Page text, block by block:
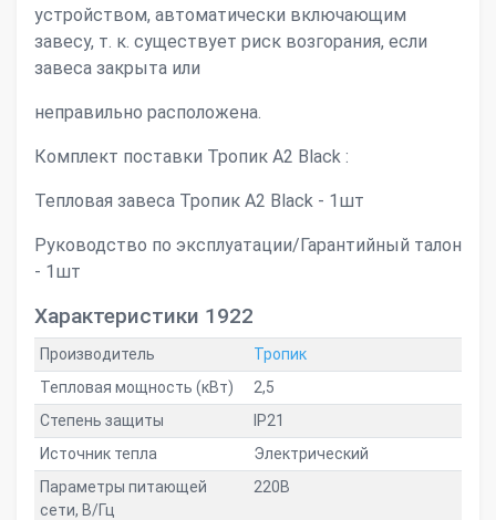
устройством, автоматически включающим
завесу, т. к. существует риск возгорания, если
завеса закрыта или
неправильно расположена.
Комплект поставки Тропик А2 Black :
Тепловая завеса Тропик А2 Black - 1шт
Руководство по эксплуатации/Гарантийный талон
- 1шт
Характеристики 1922
Производитель
Тропик
Тепловая мощность (кВт)
2,5
Степень защиты
IP21
Источник тепла
Электрический
Параметры питающей
сети, В/Гц
220В